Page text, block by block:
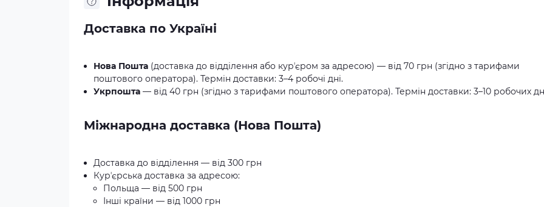
Доставка по Україні
Нова Пошта (доставка до відділення або курʼєром за адресою) — від 70 грн (згідно з тарифами
поштового оператора). Термін доставки: 3–4 робочі дні.
Укрпошта — від 40 грн (згідно з тарифами поштового оператора). Термін доставки: 3–10 робочих
Міжнародна доставка (Нова Пошта)
Доставка до відділення — від 300 грн
Курʼєрська доставка за адресою:
Польща — від 500 грн
Інші країни — від 1000 грн